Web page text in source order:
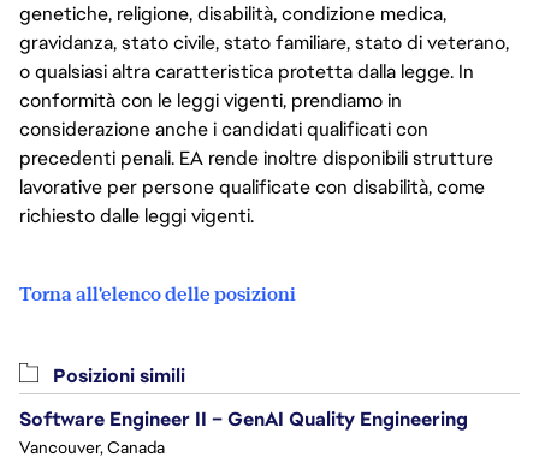
genetiche, religione, disabilità, condizione medica,
gravidanza, stato civile, stato familiare, stato di veterano,
o qualsiasi altra caratteristica protetta dalla legge. In
conformità con le leggi vigenti, prendiamo in
considerazione anche i candidati qualificati con
precedenti penali. EA rende inoltre disponibili strutture
lavorative per persone qualificate con disabilità, come
richiesto dalle leggi vigenti.
Torna all'elenco delle posizioni
Posizioni simili
Software Engineer II – GenAI Quality Engineering
Vancouver, Canada